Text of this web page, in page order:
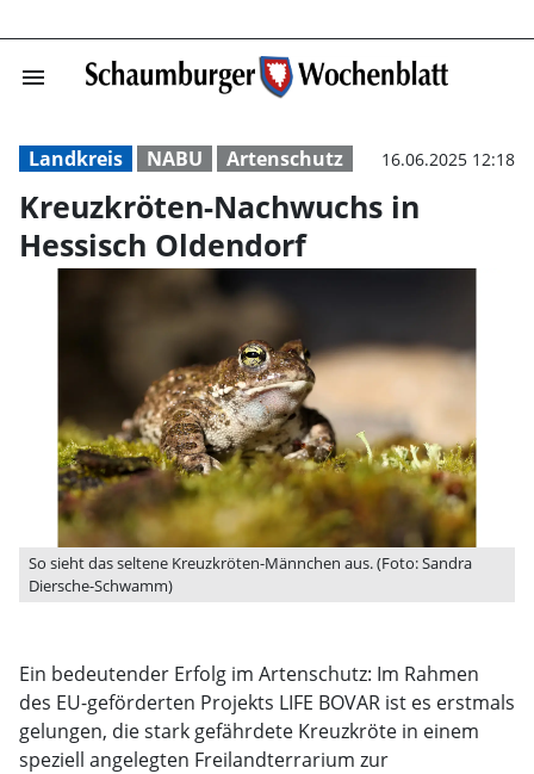
menu Kreuzkröten-
Landkreis NABU Artenschutz 16.06.2025 12:18
Kreuzkröten-Nachwuchs in
Hessisch Oldendorf
So sieht das seltene Kreuzkröten-Männchen aus. (Foto: Sandra
Diersche-Schwamm)
Ein bedeutender Erfolg im Artenschutz: Im Rahmen
des EU-geförderten Projekts LIFE BOVAR ist es erstmals
gelungen, die stark gefährdete Kreuzkröte in einem
speziell angelegten Freilandterrarium zur